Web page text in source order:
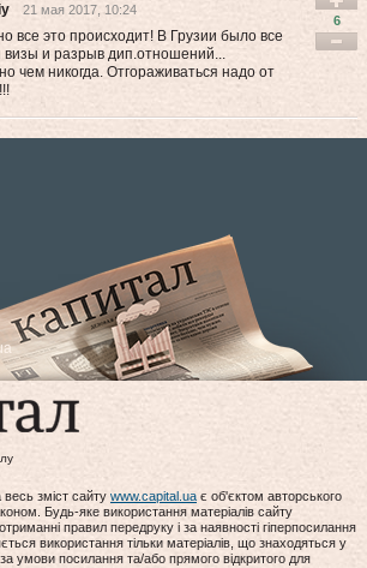
21 мая 2017, 10:24
все это происходит! В Грузии было все
визы и разрыв дип.отношений...
чем никогда. Отгораживаться надо от
6
зміст сайту www.capital.ua є об'єктом авторського
Будь-яке використання матеріалів сайту
правил передруку і за наявності гіперпосилання
використання тільки матеріалів, що знаходяться у
умови посилання та/або прямого відкритого для